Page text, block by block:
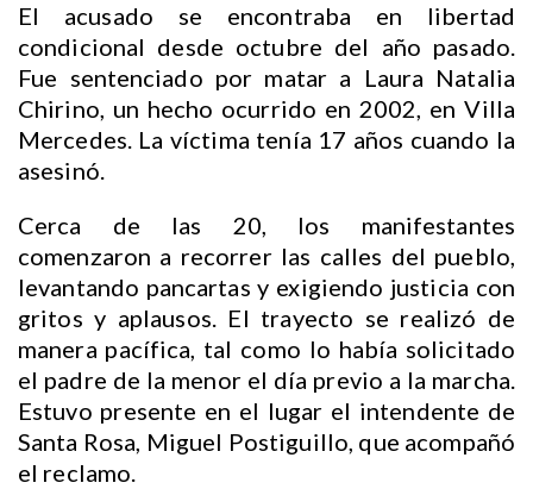
El acusado se encontraba en libertad
condicional desde octubre del año pasado.
Fue sentenciado por matar a Laura Natalia
Chirino, un hecho ocurrido en 2002, en Villa
Mercedes. La víctima tenía 17 años cuando la
asesinó.
Cerca de las 20, los manifestantes
comenzaron a recorrer las calles del pueblo,
levantando pancartas y exigiendo justicia con
gritos y aplausos. El trayecto se realizó de
manera pacífica, tal como lo había solicitado
el padre de la menor el día previo a la marcha.
Estuvo presente en el lugar el intendente de
Santa Rosa, Miguel Postiguillo, que acompañó
el reclamo.